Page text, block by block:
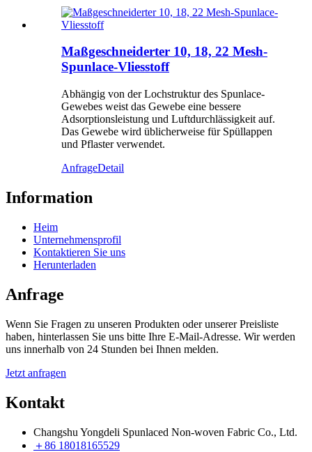
Maßgeschneiderter 10, 18, 22 Mesh-
Spunlace-Vliesstoff
Abhängig von der Lochstruktur des Spunlace-
Gewebes weist das Gewebe eine bessere
Adsorptionsleistung und Luftdurchlässigkeit auf.
Das Gewebe wird üblicherweise für Spüllappen
und Pflaster verwendet.
AnfrageDetail
Information
Heim
Unternehmensprofil
Kontaktieren Sie uns
Herunterladen
Anfrage
Wenn Sie Fragen zu unseren Produkten oder unserer Preisliste
haben, hinterlassen Sie uns bitte Ihre E-Mail-Adresse. Wir werden
uns innerhalb von 24 Stunden bei Ihnen melden.
Jetzt anfragen
Kontakt
Changshu Yongdeli Spunlaced Non-woven Fabric Co., Ltd.
＋86 18018165529